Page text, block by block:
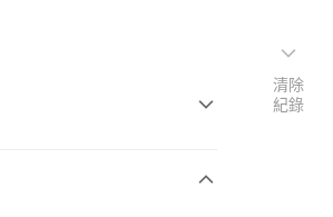
清除
紀錄